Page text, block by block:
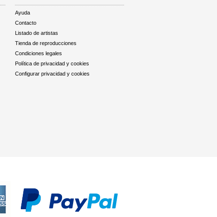
Ayuda
Contacto
Listado de artistas
Tienda de reproducciones
Condiciones legales
Política de privacidad y cookies
Configurar privacidad y cookies